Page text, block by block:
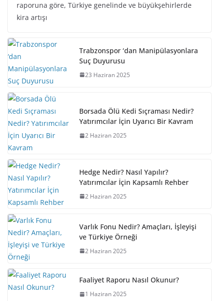
raporuna göre, Türkiye genelinde ve büyükşehirlerde
kira artışı
Trabzonspor ‘dan Manipülasyonlara
Suç Duyurusu
23 Haziran 2025
Borsada Ölü Kedi Sıçraması Nedir?
Yatırımcılar İçin Uyarıcı Bir Kavram
2 Haziran 2025
Hedge Nedir? Nasıl Yapılır?
Yatırımcılar İçin Kapsamlı Rehber
2 Haziran 2025
Varlık Fonu Nedir? Amaçları, İşleyişi
ve Türkiye Örneği
2 Haziran 2025
Faaliyet Raporu Nasıl Okunur?
1 Haziran 2025